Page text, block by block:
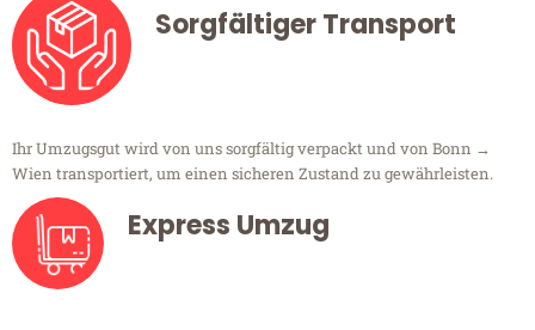
Sorgfältiger Transport
Ihr Umzugsgut wird von uns sorgfältig verpackt und von Bonn →
Wien transportiert, um einen sicheren Zustand zu gewährleisten.
Express Umzug